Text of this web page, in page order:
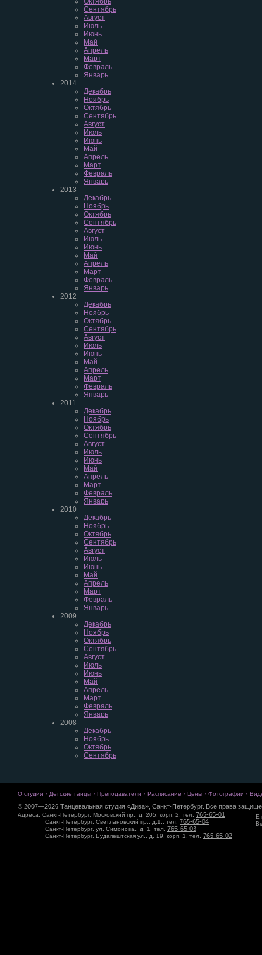
Сентябрь
Август
Июль
Июнь
Май
Апрель
Март
Февраль
Январь
2014
Декабрь
Ноябрь
Октябрь
Сентябрь
Август
Июль
Июнь
Май
Апрель
Март
Февраль
Январь
2013
Декабрь
Ноябрь
Октябрь
Сентябрь
Август
Июль
Июнь
Май
Апрель
Март
Февраль
Январь
2012
Декабрь
Ноябрь
Октябрь
Сентябрь
Август
Июль
Июнь
Май
Апрель
Март
Февраль
Январь
2011
Декабрь
Ноябрь
Октябрь
Сентябрь
Август
Июль
Июнь
Май
Апрель
Март
Февраль
Январь
2010
Декабрь
Ноябрь
Октябрь
Сентябрь
Август
Июль
Июнь
Май
Апрель
Март
Февраль
Январь
2009
Декабрь
Ноябрь
Октябрь
Сентябрь
Август
Июль
Июнь
Май
Апрель
Март
Февраль
Январь
2008
Декабрь
Ноябрь
Октябрь
Сентябрь
О студии · Детские танцы · Преподаватели · Расписание · Цены · Фотографии ·
© 2007—2026 Танцевальная студия «Дива», Санкт-Петербург. Все права
Адреса: Санкт-Петербург, Московский пр., д. 205, корп. 2, тел. 765-65-01
Санкт-Петербург, Светлановский пр., д.1., тел. 765-65-04
Санкт-Петербург, ул. Симонова., д. 1, тел. 765-65-03
Санкт-Петербург, Будапештская ул., д. 19, корп. 1, тел. 765-65-02